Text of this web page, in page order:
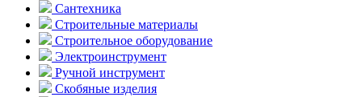
Сантехника
Строительные материалы
Строительное оборудование
Электроинструмент
Ручной инструмент
Скобяные изделия